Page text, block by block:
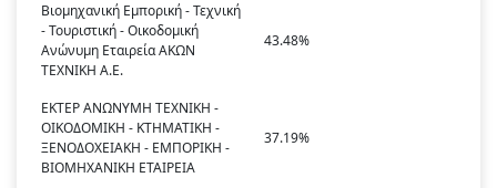
Βιομηχανική Εμπορική - Τεχνική
- Τουριστική - Οικοδομική
Ανώνυμη Εταιρεία ΑΚΩΝ
ΤΕΧΝΙΚΗ Α.Ε.
43.48%
ΕΚΤΕΡ ΑΝΩΝΥΜΗ ΤΕΧΝΙΚΗ -
ΟΙΚΟΔΟΜΙΚΗ - ΚΤΗΜΑΤΙΚΗ -
ΞΕΝΟΔΟΧΕΙΑΚΗ - ΕΜΠΟΡΙΚΗ -
ΒΙΟΜΗΧΑΝΙΚΗ ΕΤΑΙΡΕΙΑ
37.19%